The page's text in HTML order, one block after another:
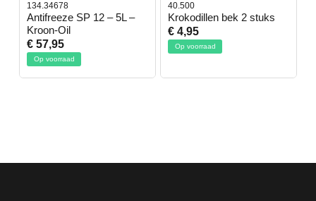
134.34678
Antifreeze SP 12 – 5L –
Kroon-Oil
€ 57,95
Op voorraad
40.500
Krokodillen bek 2 stuks
€ 4,95
Op voorraad